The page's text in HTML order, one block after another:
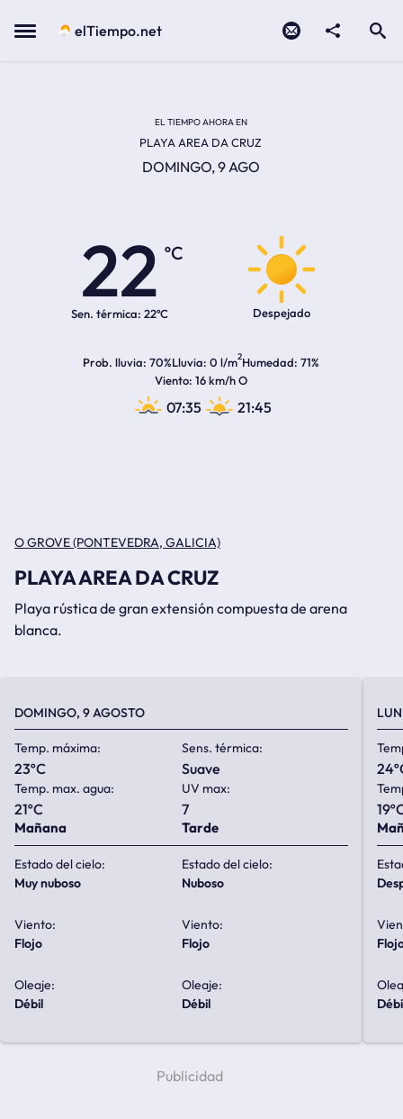
Menu elTiempo.net
EL TIEMPO AHORA EN
PLAYA AREA DA CRUZ
DOMINGO, 9 AGO
22
ºC
Sen. térmica: 22ºC Despejado
Prob. lluvia 70%Lluvia 0 l/m2Humedad 71%
Viento 16 km/h O
07:35 21:45
O GROVE (PONTEVEDRA, GALICIA)
PLAYA AREA DA CRUZ
Playa rústica de gran extensión compuesta de arena
blanca.
DOMINGO, 9 AGOSTO
Temp. máxima:
23ºC
Sens. térmica:
suave
Temp. max. agua:
21ºC
UV max:
7
Mañana
Estado del cielo:
muy nuboso
Viento:
flojo
Oleaje:
débil
Tarde
Estado del cielo:
nuboso
Viento:
flojo
Oleaje:
débil